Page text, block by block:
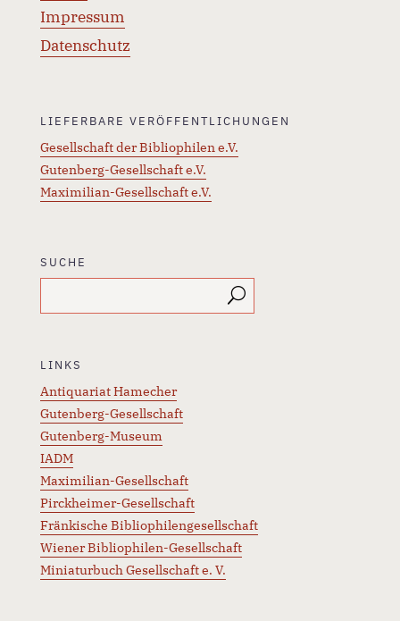
Impressum
Datenschutz
LIEFERBARE VERÖFFENTLICHUNGEN
Gesellschaft der Bibliophilen e.V.
Gutenberg-Gesellschaft e.V.
Maximilian-Gesellschaft e.V.
SUCHE
LINKS
Antiquariat Hamecher
Gutenberg-Gesellschaft
Gutenberg-Museum
IADM
Maximilian-Gesellschaft
Pirckheimer-Gesellschaft
Fränkische Bibliophilengesellschaft
Wiener Bibliophilen-Gesellschaft
Miniaturbuch Gesellschaft e. V.